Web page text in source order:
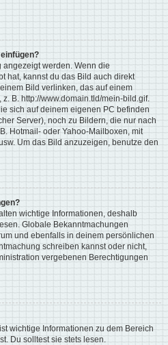
werden. Wenn die
hat, kannst du das Bild auch direkt
Bild verlinken, das auf einem
B. http://www.domain.tld/mein-bild.gif.
sich auf deinem eigenen PC befinden
Server), noch zu Bildern, die nur nach
Hotmail- oder Yahoo-Mailboxen, mit
Um das Bild anzuzeigen, benutze den
wichtige Informationen, deshalb
Globale Bekanntmachungen
und ebenfalls in deinem persönlichen
schreiben kannst oder nicht,
vergebenen Berechtigungen
wichtige Informationen zu dem Bereich
Du solltest sie stets lesen.